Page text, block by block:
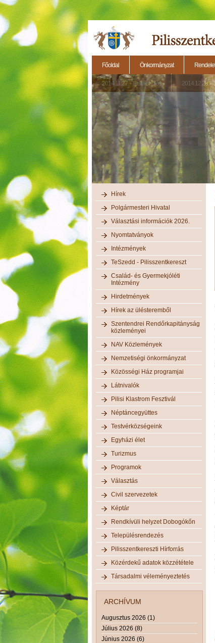
Főoldal Önkormányzat
2014.11.27. - Testületi ülés 2014.12.28. -
Hírek
Polgármesteri Hivatal
Választási információk 2026.
Nyomtatványok
Intézmények
TeSzedd - Pilisszentkereszt
Család- és Gyermekjóléti
Intézmény
Hirdetmények
Hírek az ülésteremből
Szentendrei Rendőrkapitányság
közleményei
NAV Közlemények
Nemzetiségi önkormányzat
Közösségi Ház programjai
Látnivalók
Pilisi Klastrom Fesztivál
Néptáncegyüttes
Testvérközségeink
Egyházi élet
Turizmus
Programok
Választás
Civil szervezetek
Képtár
Rendkívüli helyzet Dobogókőn
Településrendezés
Pilisszentkereszti Hírforrás
Közérdekű adatok közzététele
Társadalmi véleményeztetés
ARCHÍVUM
Augusztus 2026 (1)
Július 2026 (8)
Június 2026 (6)